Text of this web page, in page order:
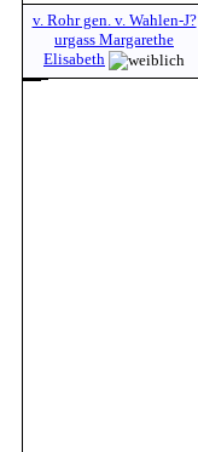
v. Rohr gen. v. Wahlen-J?
urgass Margarethe
Elisabeth